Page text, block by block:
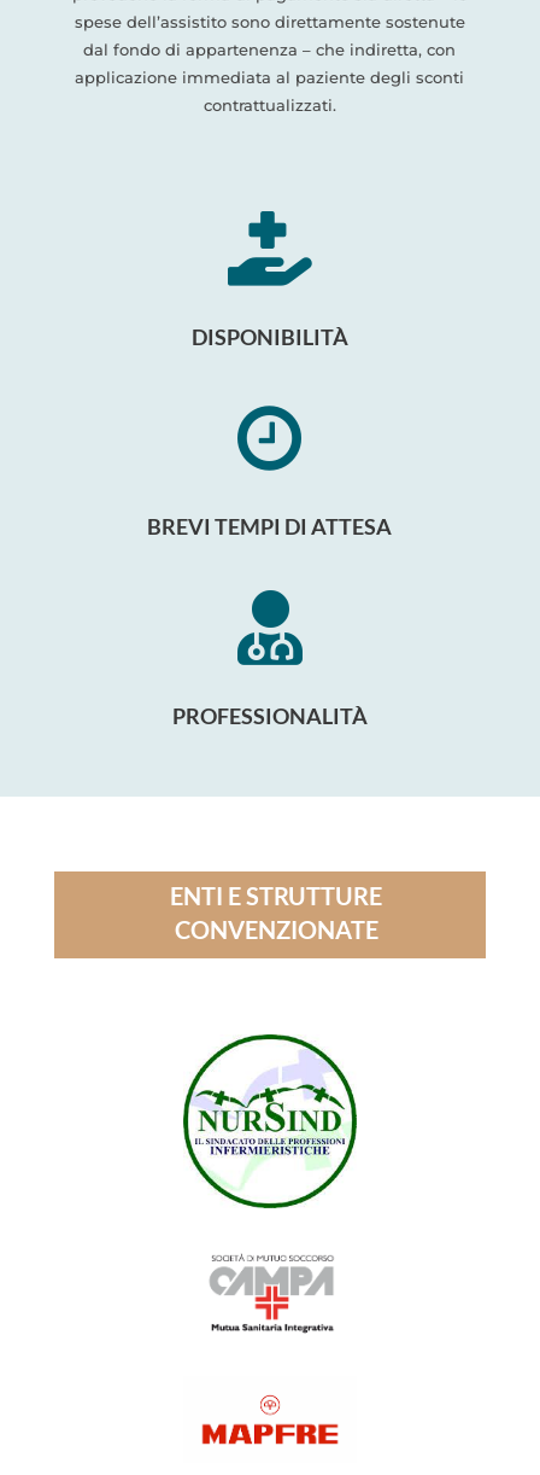
spese dell’assistito sono direttamente sostenute
dal fondo di appartenenza – che indiretta, con
applicazione immediata al paziente degli sconti
contrattualizzati.

DISPONIBILITÀ

BREVI TEMPI DI ATTESA

PROFESSIONALITÀ
ENTI E STRUTTURE
CONVENZIONATE